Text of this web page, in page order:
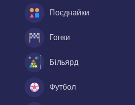
Поєднайки
Гонки
Більярд
Футбол